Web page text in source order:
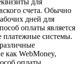
счета. Обычно
дней для
оплаты является
системы.
как WebMoney,
оплаты